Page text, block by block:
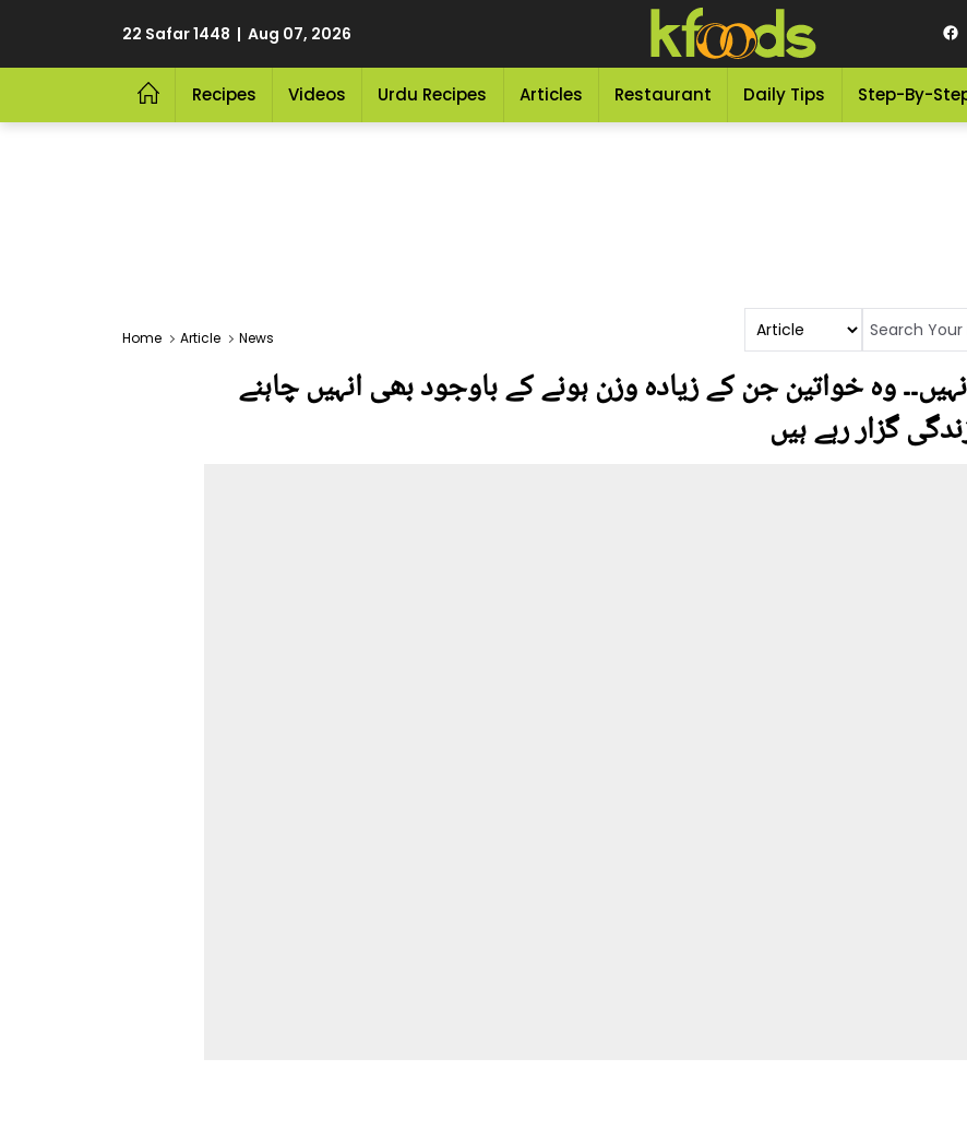
22 Safar 1448 | Aug 07, 2026
Recipes Videos Urdu Recipes Articles Restaurant Daily Tips Step-By-
Home Article News
وہ خواتین جن کے زیادہ وزن ہونے کے باوجود بھی انہیں چاہنے
گزار رہے ہیں